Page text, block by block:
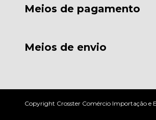
Meios de pagamento
Meios de envio
Copyright Crosster Comércio Importação e